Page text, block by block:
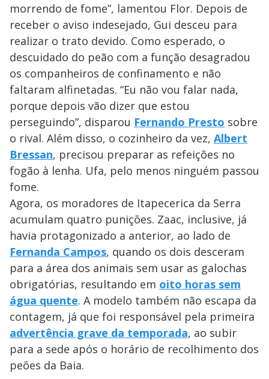
morrendo de fome”, lamentou Flor. Depois de
receber o aviso indesejado, Gui desceu para
realizar o trato devido. Como esperado, o
descuidado do peão com a função desagradou
os companheiros de confinamento e não
faltaram alfinetadas. “Eu não vou falar nada,
porque depois vão dizer que estou
perseguindo”, disparou Fernando Presto sobre
o rival. Além disso, o cozinheiro da vez, Albert
Bressan, precisou preparar as refeições no
fogão à lenha. Ufa, pelo menos ninguém passou
fome.
Agora, os moradores de Itapecerica da Serra
acumulam quatro punições. Zaac, inclusive, já
havia protagonizado a anterior, ao lado de
Fernanda Campos, quando os dois desceram
para a área dos animais sem usar as galochas
obrigatórias, resultando em oito horas sem
água quente. A modelo também não escapa da
contagem, já que foi responsável pela primeira
advertência grave da temporada, ao subir
para a sede após o horário de recolhimento dos
peões da Baia.